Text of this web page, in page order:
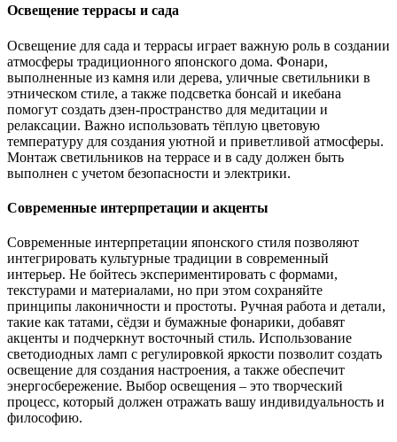
Освещение террасы и сада
Освещение для сада и террасы играет важную роль в создании
атмосферы традиционного японского дома. Фонари,
выполненные из камня или дерева, уличные светильники в
этническом стиле, а также подсветка бонсай и икебана
помогут создать дзен-пространство для медитации и
релаксации. Важно использовать тёплую цветовую
температуру для создания уютной и приветливой атмосферы.
Монтаж светильников на террасе и в саду должен быть
выполнен с учетом безопасности и электрики.
Современные интерпретации и акценты
Современные интерпретации японского стиля позволяют
интегрировать культурные традиции в современный
интерьер. Не бойтесь экспериментировать с формами,
текстурами и материалами, но при этом сохраняйте
принципы лаконичности и простоты. Ручная работа и детали,
такие как татами, сёдзи и бумажные фонарики, добавят
акценты и подчеркнут восточный стиль. Использование
светодиодных ламп с регулировкой яркости позволит создать
освещение для создания настроения, а также обеспечит
энергосбережение. Выбор освещения – это творческий
процесс, который должен отражать вашу индивидуальность и
философию.